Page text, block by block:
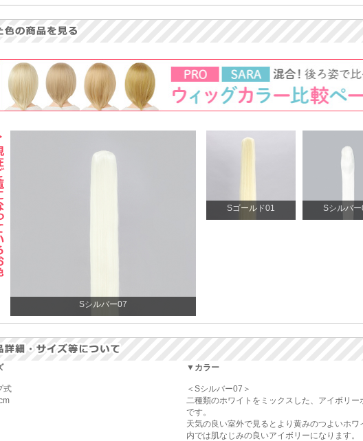
Sシルバー07
Sゴールド01 Sシルバー
式
▼カラー
＜Sシルバー07＞
二種類のホワイトをミックスした、アイボリー
です。
天気の良い室外で見るとより黄みのつよいホワ
内では肌なじみの良いアイボリーになります。